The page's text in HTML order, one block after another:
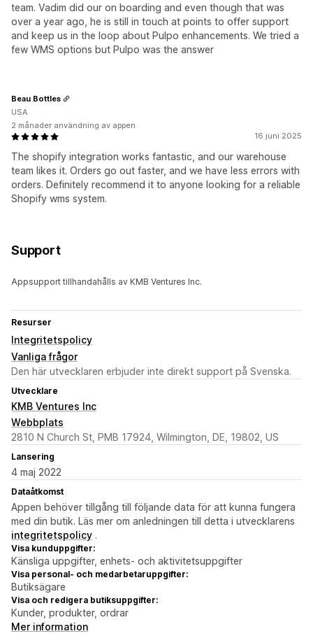
team. Vadim did our on boarding and even though that was
over a year ago, he is still in touch at points to offer support
and keep us in the loop about Pulpo enhancements. We tried a
few WMS options but Pulpo was the answer
16 juni 2025
The shopify integration works fantastic, and our warehouse
team likes it. Orders go out faster, and we have less errors with
orders. Definitely recommend it to anyone looking for a reliable
Shopify wms system.
Beau Bottles
USA
2 månader användning av appen
Support
Appsupport tillhandahålls av KMB Ventures Inc.
Resurser
Integritetspolicy
Vanliga frågor
Den här utvecklaren erbjuder inte direkt support på Svenska.
Utvecklare
KMB Ventures Inc
Webbplats
2810 N Church St, PMB 17924, Wilmington, DE, 19802, US
Lansering
4 maj 2022
Dataåtkomst
Appen behöver tillgång till följande data för att kunna fungera
med din butik. Läs mer om anledningen till detta i utvecklarens
integritetspolicy .
Visa kunduppgifter:
Känsliga uppgifter, enhets- och aktivitetsuppgifter
Visa personal- och medarbetaruppgifter:
Butiksägare
Visa och redigera butiksuppgifter:
Kunder, produkter, ordrar
Mer information